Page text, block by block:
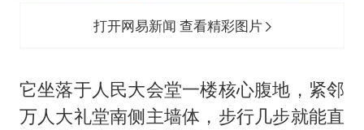
打开网易新闻 查看精彩图片
它坐落于人民大会堂一楼核心腹地，紧邻
万人大礼堂南侧主墙体，步行几步就能直